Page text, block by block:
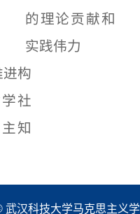
的理论贡献和
实践伟力
进构
社
知
武汉科技大学马克思主义